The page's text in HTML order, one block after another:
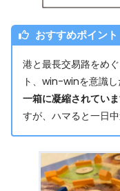
おすすめポイント
港と最長交易路をめ
ト、win-winを意識
一箱に凝縮されてい
すが、ハマると一日